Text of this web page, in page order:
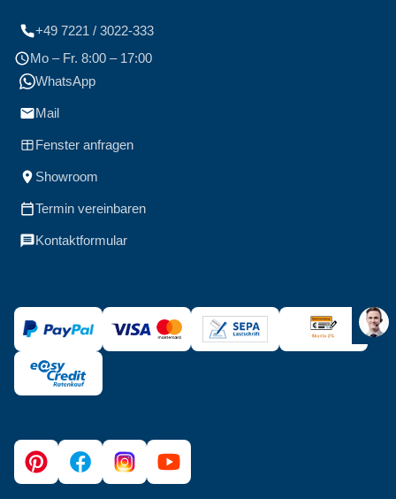
+49 7221 / 3022-333
Mo – Fr. 8:00 – 17:00
WhatsApp
Mail
Fenster anfragen
Showroom
Termin vereinbaren
Kontaktformular